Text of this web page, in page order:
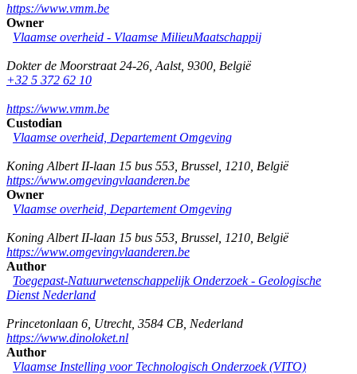
https://www.vmm.be
Owner
Vlaamse overheid - Vlaamse MilieuMaatschappij
Dokter de Moorstraat 24-26 Aalst, 9300 België
+32 5 372 62 10
https://www.vmm.be
Custodian
Vlaamse overheid, Departement Omgeving
Koning Albert II-laan 15 bus 553 Brussel 1210 België
https://www.omgevingvlaanderen.be
Owner
Vlaamse overheid, Departement Omgeving
Koning Albert II-laan 15 bus 553 Brussel 1210 België
https://www.omgevingvlaanderen.be
Author
Toegepast-Natuurwetenschappelijk Onderzoek - Geologische
Dienst Nederland
Princetonlaan 6 Utrecht, 3584 CB Nederland
https://www.dinoloket.nl
Author
Vlaamse Instelling voor Technologisch Onderzoek (VITO)